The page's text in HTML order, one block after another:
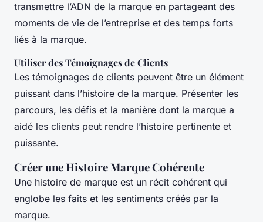
transmettre l’ADN de la marque en partageant des
moments de vie de l’entreprise et des temps forts
liés à la marque.
Utiliser des Témoignages de Clients
Les témoignages de clients peuvent être un élément
puissant dans l’histoire de la marque. Présenter les
parcours, les défis et la manière dont la marque a
aidé les clients peut rendre l’histoire pertinente et
puissante.
Créer une Histoire Marque Cohérente
Une histoire de marque est un récit cohérent qui
englobe les faits et les sentiments créés par la
marque.